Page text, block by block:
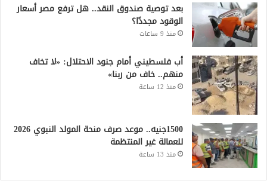
بعد توصية صندوق النقد.. هل ترفع مصر أسعار
الوقود مجددًا؟
منذ 9 ساعات
أب فلسطيني أمام جنود الاحتلال: «لا تخاف
منهم.. خاف من ربنا»
منذ 12 ساعة
1500جنيه.. موعد صرف منحة المولد النبوي 2026
للعمالة غير المنتظمة
منذ 13 ساعة